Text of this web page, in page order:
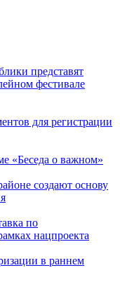
представят
фестивале
для регистрации
«Беседа о важном»
создают основу
по
нацпроекта
в раннем